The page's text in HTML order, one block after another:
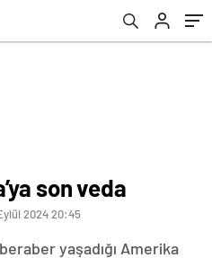
son veda
2024 20:45
yaşadığı Amerika